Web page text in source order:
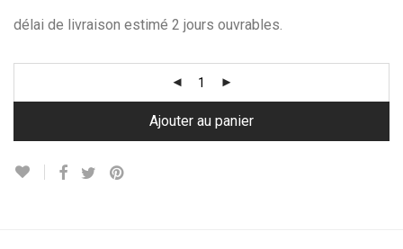
délai de livraison estimé 2 jours ouvrables.
Ajouter au panier